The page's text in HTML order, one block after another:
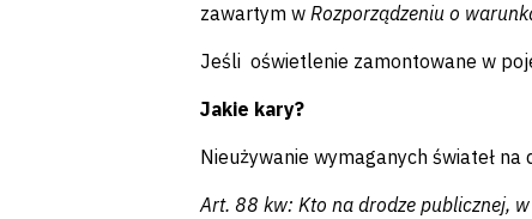
zawartym w Rozporządzeniu o
Jeśli oświetlenie zamontowane w
Jakie kary?
Nieużywanie wymaganych świateł
Art. 88 kw: Kto na drodze publicznej,